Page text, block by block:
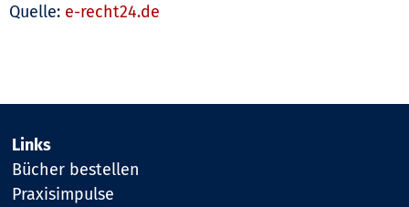
Quelle: e-recht24.de
Links
Bücher bestellen
Praxisimpulse